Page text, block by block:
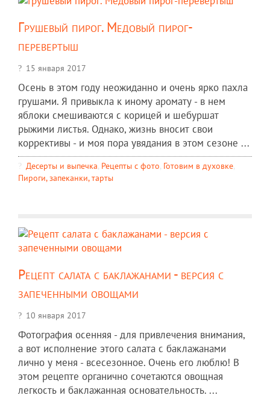
Грушевый пирог. Медовый пирог-
перевертыш
15 января 2017
Осень в этом году неожиданно и очень ярко пахла
грушами. Я привыкла к иному аромату - в нем
яблоки смешиваются с корицей и шебуршат
рыжими листья. Однако, жизнь вносит свои
коррективы - и моя пора увядания в этом сезоне ...
Десерты и выпечка, Рецепты c фото, Готовим в духовке,
Пироги, запеканки, тарты
Рецепт салата с баклажанами - версия с
запеченными овощами
10 января 2017
Фотография осенняя - для привлечения внимания,
а вот исполнение этого салата с баклажанами
лично у меня - всесезонное. Очень его люблю! В
этом рецепте органично сочетаются овощная
легкость и баклажанная основательность. ...